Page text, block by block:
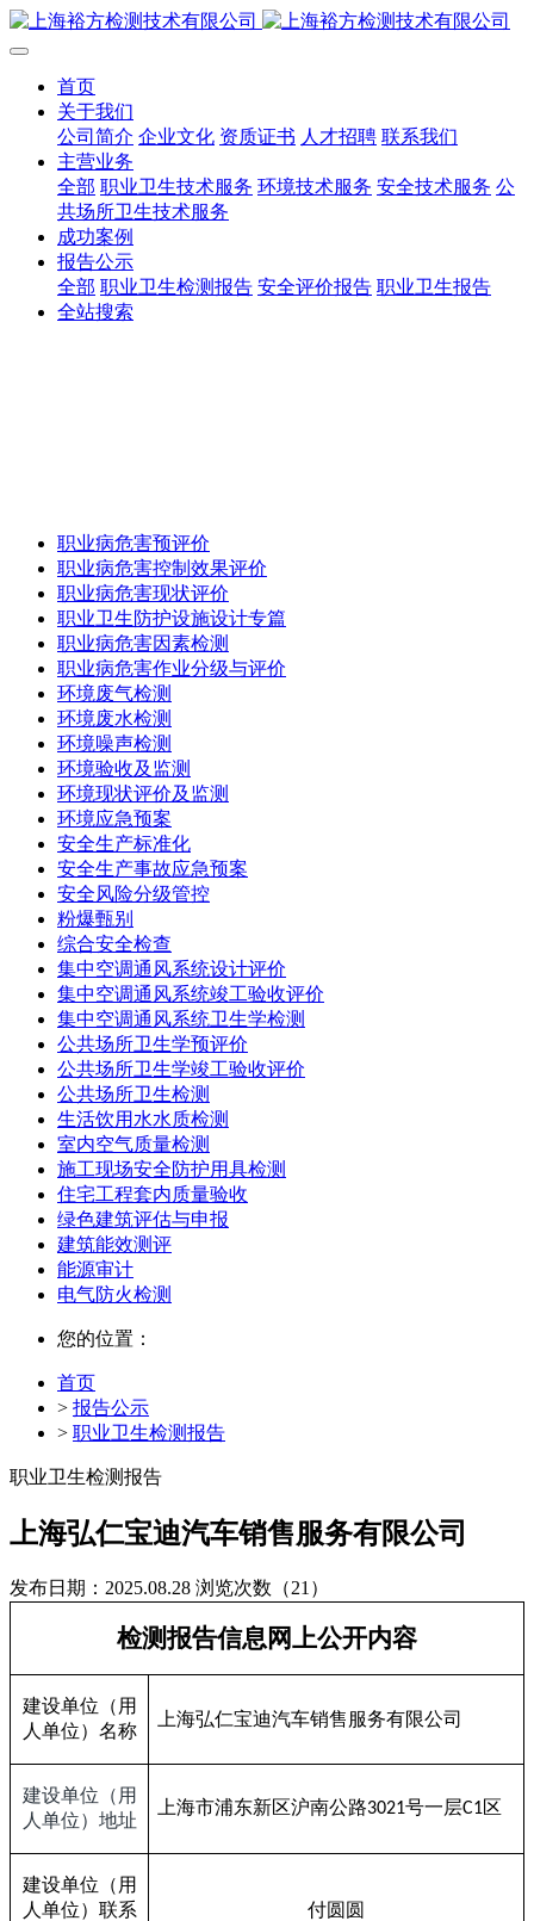
首页
关于我们
公司简介 企业文化 资质证书 人才招聘 联系我们
主营业务
全部 职业卫生技术服务 环境技术服务 安全技术服务 公
共场所卫生技术服务
成功案例
报告公示
全部 职业卫生检测报告 安全评价报告 职业卫生报告
全站搜索
职业病危害预评价
职业病危害控制效果评价
职业病危害现状评价
职业卫生防护设施设计专篇
职业病危害因素检测
职业病危害作业分级与评价
环境废气检测
环境废水检测
环境噪声检测
环境验收及监测
环境现状评价及监测
环境应急预案
安全生产标准化
安全生产事故应急预案
安全风险分级管控
粉爆甄别
综合安全检查
集中空调通风系统设计评价
集中空调通风系统竣工验收评价
集中空调通风系统卫生学检测
公共场所卫生学预评价
公共场所卫生学竣工验收评价
公共场所卫生检测
生活饮用水水质检测
室内空气质量检测
施工现场安全防护用具检测
住宅工程套内质量验收
绿色建筑评估与申报
建筑能效测评
能源审计
电气防火检测
您的位置：
首页
> 报告公示
> 职业卫生检测报告
职业卫生检测报告
上海弘仁宝迪汽车销售服务有限公司
发布日期：2025.08.28 浏览次数（21）
检测报告信息网上公开内容
建设单位（用
人单位）名称
上海弘仁宝迪汽车销售服务有限公司
建设单位（用
人单位）地址
上海市浦东新区沪南公路3021号一层C1区
建设单位（用
人单位）联系
付圆圆